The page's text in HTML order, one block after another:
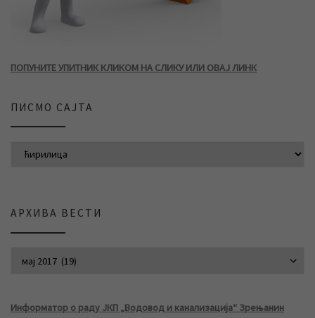
ПОПУНИТЕ УПИТНИК КЛИКОМ НА СЛИКУ ИЛИ ОВАЈ ЛИНК
ПИСМО САЈТА
АРХИВА ВЕСТИ
Информатор о раду ЈКП „Водовод и канализација“ Зрењанин